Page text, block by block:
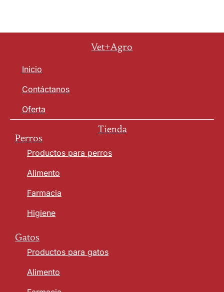
Vet+Agro
Inicio
Contáctanos
Oferta
Tienda
Perros
Productos para perros
Alimento
Farmacia
Higiene
Gatos
Productos para gatos
Alimento